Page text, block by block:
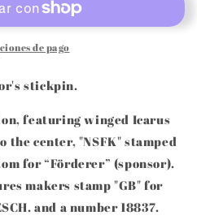
de pago
stickpin.
featuring winged Icarus
center, "NSFK" stamped
for“Förderer” (sponsor).
makers stamp "GB" for
and a number18837.